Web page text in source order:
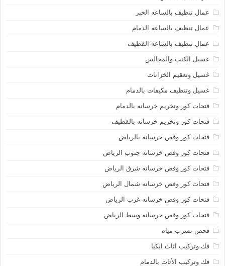
عمال تنظيف بالساعه الخبر
عمال تنظيف بالساعه الدمام
عمال تنظيف بالساعه القطيف
غسيل الكنب والمجالس
غسيل وتعقيم الخزانات
غسيل وتنظيف مكيفات بالدمام
فتحات كور وتخريم خرسانه بالدمام
فتحات كور وتخريم خرسانه بالقطيف
فتحات كور وقص خرسانه بالرياض
فتحات كور وقص خرسانه جنوب الرياض
فتحات كور وقص خرسانه شرق الرياض
فتحات كور وقص خرسانه شمال الرياض
فتحات كور وقص خرسانه غرب الرياض
فتحات كور وقص خرسانه وسط الرياض
فحص تسرب مياه
فك وتركيب اثاث ايكيا
فك وتركيب الأثاث بالدمام